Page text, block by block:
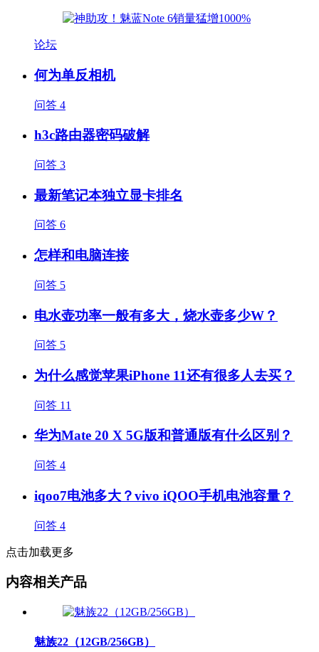
论坛
何为单反相机
问答 4
h3c路由器密码破解
问答 3
最新笔记本独立显卡排名
问答 6
怎样和电脑连接
问答 5
电水壶功率一般有多大，烧水壶多少W？
问答 5
为什么感觉苹果iPhone 11还有很多人去买？
问答 11
华为Mate 20 X 5G版和普通版有什么区别？
问答 4
iqoo7电池多大？vivo iQOO手机电池容量？
问答 4
点击加载更多
内容相关产品
魅族22（12GB/256GB）